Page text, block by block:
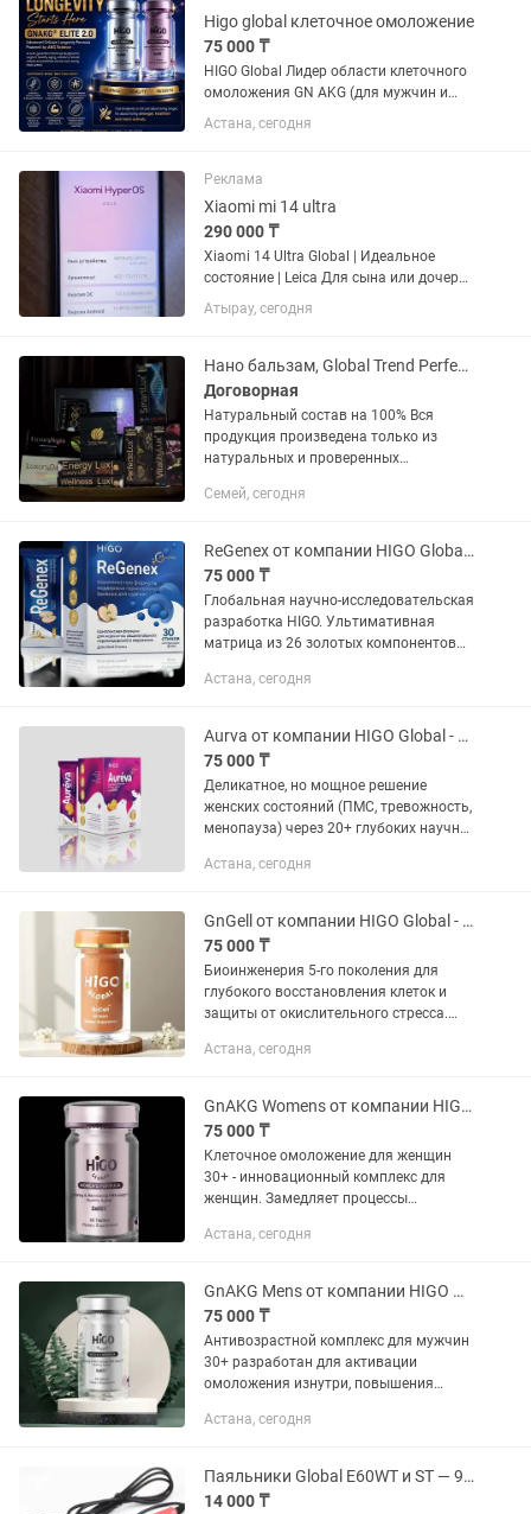
Higo global клеточное омоложение
75 000 ₸
HIGO Global Лидер области клеточного
омоложения GN AKG (для мужчин и
женщин) GN CELL по 60 шт
Астана, сегодня
Реклама
Xiaomi mi 14 ultra
290 000 ₸
Xiaomi 14 Ultra Global | Идеальное
состояние | Leica Для сына или дочери
виде дорого подарка очень хорошо
подходить состояние всего телефона
бумажки и пленки от...
Атырау, сегодня
Нано бальзам, Global Trend Perfecto lux Vitality Lux
Договорная
Натуральный состав на 100% Вся
продукция произведена только из
натуральных и проверенных
имеет все разрешительные документы.
Семей, сегодня
ReGenex от компании HIGO Global - системное решение 3.0 для мужчин
75 000 ₸
Глобальная научно-исследовательская
разработка HIGO. Ультимативная
матрица из 26 золотых компонентов
минералы), восстанавливающая
Астана, сегодня
Aurva от компании HIGO Global - интеллектуальная гормональная архитектура
75 000 ₸
Деликатное, но мощное решение
женских состояний (ПМС, тревожность,
менопауза) через 20+ глубоких научно-
Значительное клинически доказанное
Астана, сегодня
GnGell от компании HIGO Global - экосистемная реконструкция организма
75 000 ₸
Биоинженерия 5-го поколения для
глубокого восстановления клеток и
защиты от окислительного стресса.
Рейши, Майтаке, Ежовик, Трутовик) и
Астана, сегодня
GnAKG Womens от компании HIGO Global - клеточное омоложение для женщин
75 000 ₸
Клеточное омоложение для женщин
30+ - инновационный комплекс для
женщин. Замедляет процессы
сияющей, нормализует сон и
систему....
Астана, сегодня
GnAKG Mens от компании HIGO Global - антивозрастной комплекс для мужчин
75 000 ₸
Антивозрастной комплекс для мужчин
30+ разработан для активации
омоложения изнутри, повышения
баланса тестостерона. 1200 мг Ca-AKG
Астана, сегодня
Паяльники Global E60WT и ST — 936, новые, цифровые, в фирменной упаковке
14 000 ₸